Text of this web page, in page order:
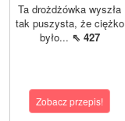
Ta drożdżówka wyszła
tak puszysta, że ciężko
było... ⇖ 427
Zobacz przepis!